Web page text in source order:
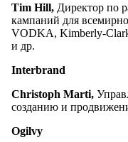
Tim Hill, Директор по
кампаний для
VODKA, Kimberly-
и др.
Interbrand
Christoph Marti,
созданию и
Ogilvy